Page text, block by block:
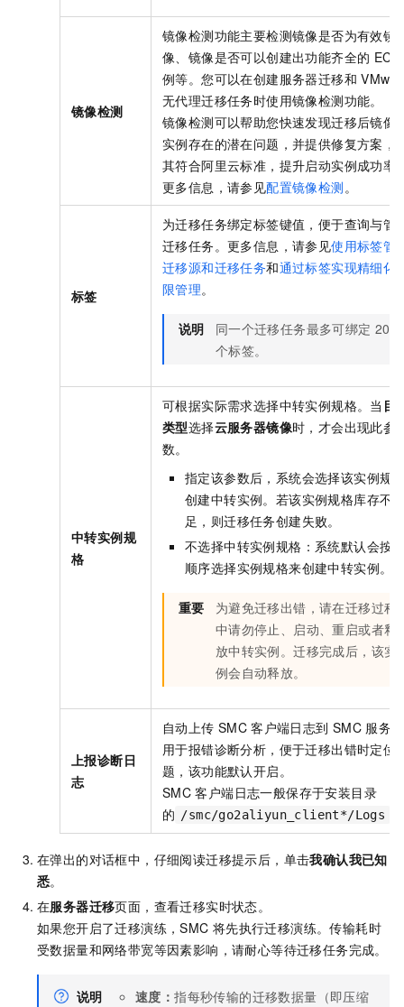
镜像检测
镜像检测功能主要检测镜像是否为有效镜
像、镜像是否可以创建出功能齐全的 ECS
例等。您可以在创建服务器迁移和
无代理迁移任务时使用镜像检测功能。
镜像检测可以帮助您快速发现迁移后镜像
实例存在的潜在问题，并提供修复方案，
其符合阿里云标准，提升启动实例成功率
更多信息，请参见配置镜像检测。
标签
为迁移任务绑定标签键值，便于查询与管
迁移任务。更多信息，请参见使用标签管
迁移源和迁移任务和通过标签实现精细化
限管理。
说明 同一个迁移任务最多可绑定 20
个标签。
中转实例规
格
可根据实际需求选择中转实例规格。当 目
类型选择云服务器镜像时，才会出现此参
数。
指定该参数后，系统会选择该实例规
创建中转实例。若该实例规格库存不
足，则迁移任务创建失败。
不选择中转实例规格：系统默认会按
顺序选择实例规格来创建中转实例。
重要
为避免迁移出错，请在迁移过程
中请勿停止、启动、重启或者释
放中转实例。迁移完成后，该实
例会自动释放。
上报诊断日
志
自动上传 SMC 客户端日志到 SMC 服务
用于报错诊断分析，便于迁移出错时定位
题，该功能默认开启。
SMC 客户端日志一般保存于安装目录
的 /smc/go2aliyun_client*/Logs
在弹出的对话框中，仔细阅读迁移提示后，单击我确认我已知
悉。
在服务器迁移页面，查看迁移实时状态。
如果您开启了迁移演练，SMC 将先执行迁移演练。传输耗时
受数据量和网络带宽等因素影响，请耐心等待迁移任务完成。
说明 速度：指每秒传输的迁移数据量（即压缩